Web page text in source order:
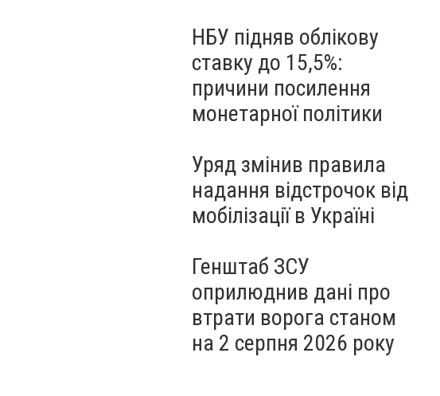
НБУ підняв облікову
ставку до 15,5%:
причини посилення
монетарної політики
Уряд змінив правила
надання відстрочок від
мобілізації в Україні
Генштаб ЗСУ
оприлюднив дані про
втрати ворога станом
на 2 серпня 2026 року